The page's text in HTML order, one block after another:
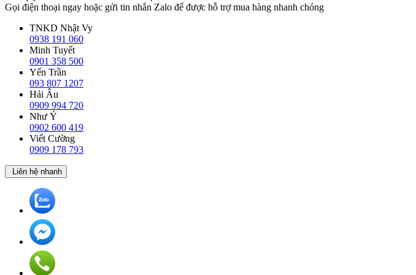
Gọi điện thoại ngay hoặc gửi tin nhắn Zalo để được hỗ trợ mua hàng nhanh chóng
TNKD Nhật Vy
0938 191 060
Minh Tuyết
0901 358 500
Yến Trần
093 807 1207
Hải Âu
0909 994 720
Như Ý
0902 600 419
Viết Cường
0909 178 793
Liên hệ nhanh